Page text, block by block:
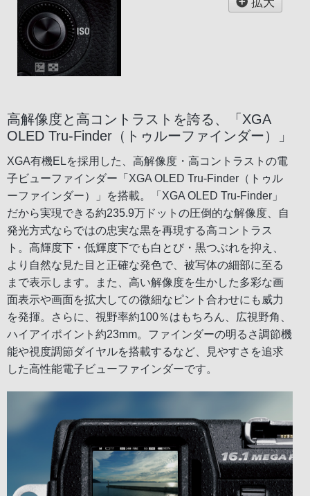
高解像度と高コントラストを誇る、「XGA
OLED Tru-Finder（トゥルーファインダー）」
XGA有機ELを採用した、高解像度・高コントラストの電
子ビューファインダー「XGA OLED Tru-Finder（トゥル
ーファインダー）」を搭載。「XGA OLED Tru-Finder」
だから実現できる約235.9万ドットの圧倒的な解像度、自
発光方式ならではの忠実な黒を再現する高コントラス
ト。高輝度下・低輝度下でも白とび・黒つぶれを抑え、
より自然な見た目と正確な発色で、被写体の細部に至る
まで表示します。また、高い解像度を生かした多彩な画
面表示や画面を拡大しての微細なピント合わせにも威力
を発揮。さらに、視野率約100％はもちろん、広視野角、
ハイアイポイント約23mm。ファインダーの明るさ調節機
能や視度調節ダイヤルを搭載するなど、見やすさを追求
した高性能電子ビューファインダーです。